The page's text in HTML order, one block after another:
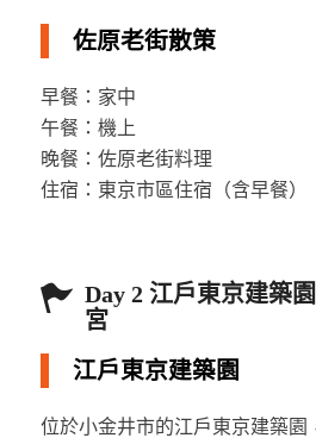
佐原老街散策
早餐：家中
午餐：機上
晚餐：佐原老街料理
住宿：東京市區住宿（含早餐）
Day 2 江戶東京建築
宮
江戶東京建築園
位於小金井市的江戶東京建築園